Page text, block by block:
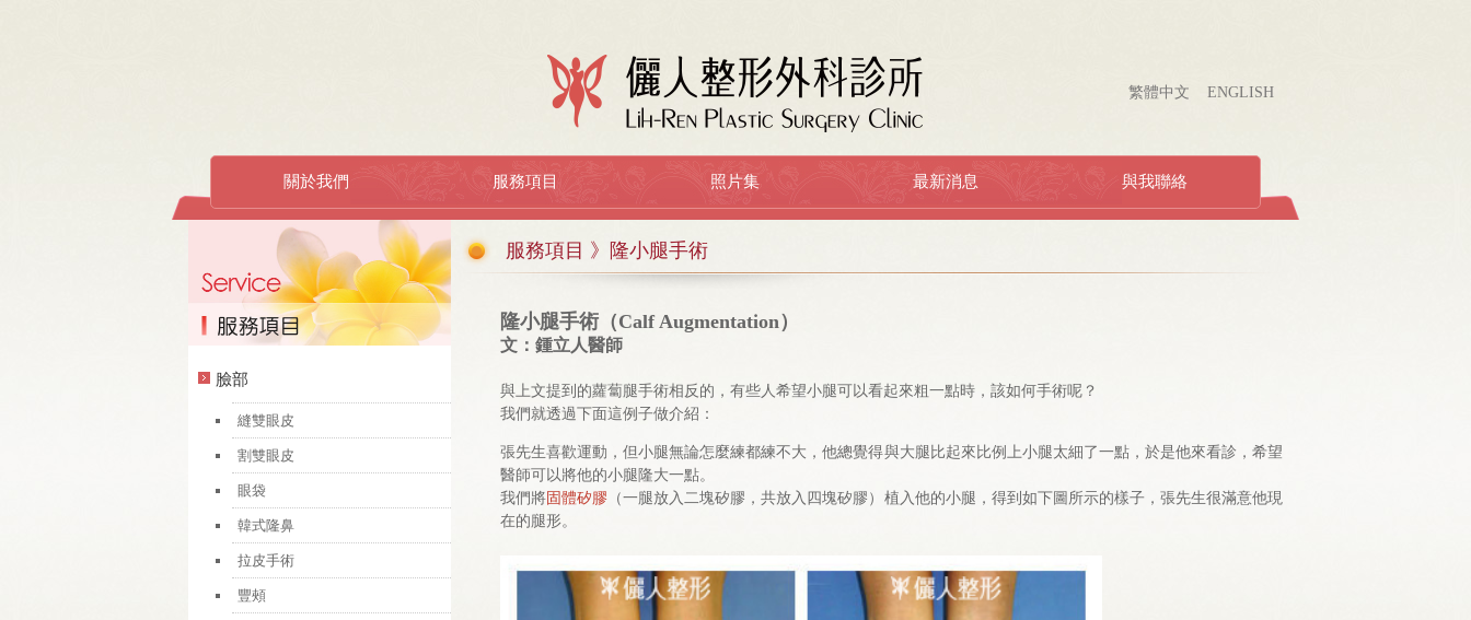
繁體中文 ENGLISH
關於我們 服務項目 照片集 最新消息 與我聯絡
臉部
縫雙眼皮
割雙眼皮
眼袋
韓式隆鼻
拉皮手術
豐頰
服務項目 》隆小腿手術
隆小腿手術（Calf Augmentation）
文：鍾立人醫師
與上文提到的蘿蔔腿手術相反的，有些人希望小腿可以看起來粗一點時，該如何手術呢？
我們就透過下面這例子做介紹：
張先生喜歡運動，但小腿無論怎麼練都練不大，他總覺得與大腿比起來比例上小腿太細了一點，於是他來看診，希望
醫師可以將他的小腿隆大一點。
我們將固體矽膠 （一腿放入二塊矽膠，共放入四塊矽膠）植入他的小腿，得到如下圖所示的樣子，張先生很滿意他現
在的腿形。